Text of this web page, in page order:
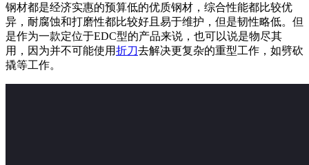
钢材都是经济实惠的预算低的优质钢材，综合性能都比较优
异，耐腐蚀和打磨性都比较好且易于维护，但是韧性略低。但
是作为一款定位于EDC型的产品来说，也可以说是物尽其
用，因为并不可能使用折刀去解决更复杂的重型工作，如劈砍
撬等工作。